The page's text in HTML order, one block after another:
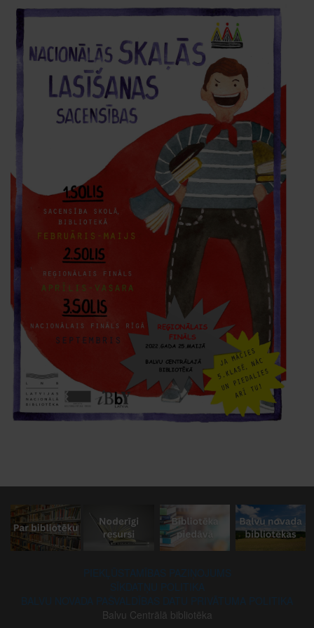
Balvu Centrālā bibliotēka